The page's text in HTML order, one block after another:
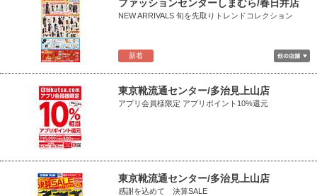
新着
ファッションセンターしまむら/春日井店
NEW ARRIVALS 旬を先取りトレンドコレクション
東京靴流通センター/多治見上山店
アプリ会員様限定 アプリポイント10%還元
東京靴流通センター/多治見上山店
感謝を込めて 決算SALE